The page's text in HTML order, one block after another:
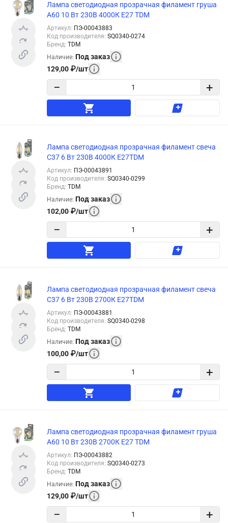
Лампа светодиодная прозрачная филамент груша
А60 10 Вт 230В 4000К E27 TDM
Артикул: ПЭ-00043883
Код производителя: SQ0340-0274
Бренд: TDM
Наличие: Под заказ
129,00 ₽/шт
− +
Лампа светодиодная прозрачная филамент свеча
С37 6 Вт 230В 4000К E27TDM
Артикул: ПЭ-00043891
Код производителя: SQ0340-0299
Бренд: TDM
Наличие: Под заказ
102,00 ₽/шт
− +
Лампа светодиодная прозрачная филамент свеча
С37 6 Вт 230В 2700К E27TDM
Артикул: ПЭ-00043881
Код производителя: SQ0340-0298
Бренд: TDM
Наличие: Под заказ
100,00 ₽/шт
− +
Лампа светодиодная прозрачная филамент груша
А60 10 Вт 230В 2700К E27 TDM
Артикул: ПЭ-00043882
Код производителя: SQ0340-0273
Бренд: TDM
Наличие: Под заказ
129,00 ₽/шт
− +